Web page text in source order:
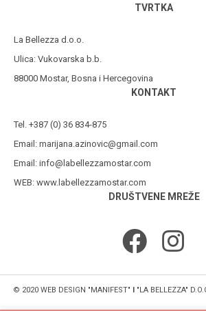
TVRTKA
La Bellezza d.o.o.
Ulica: Vukovarska b.b.
88000 Mostar, Bosna i Hercegovina
KONTAKT
Tel. +387 (0) 36 834-875
Email: marijana.azinovic@gmail.com
Email: info@labellezzamostar.com
WEB: www.labellezzamostar.com
DRUŠTVENE MREŽE
© 2020 WEB DESIGN "MANIFEST" I"LA BELLEZZA"